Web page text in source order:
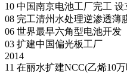
10 中国南京电池工厂完工 设
08 完工清州水处理逆渗透薄
06 世界最早六角型电池开发
03 扩建中国偏光板工厂
2014
11 在丽水扩建NCC(乙烯10